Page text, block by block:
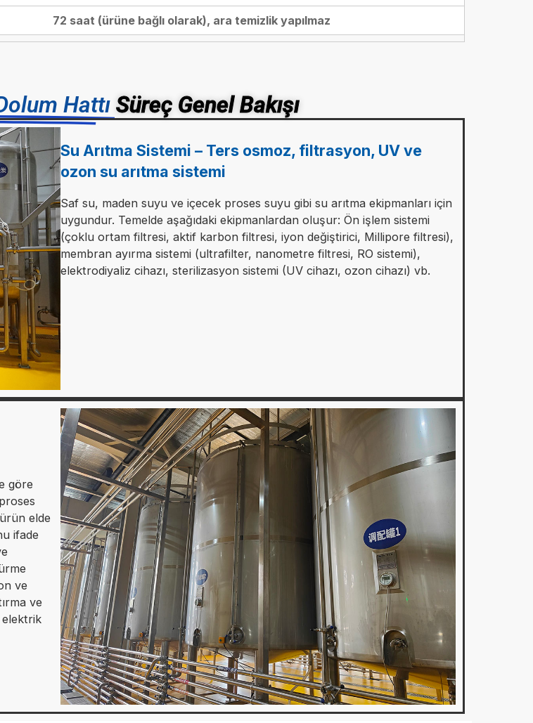
72 saat (ürüne bağlı olarak), ara temizlik yapılmaz
Hattı Süreç Genel Bakışı
Su Arıtma Sistemi – Ters osmoz, filtrasyon, UV ve
ozon su arıtma sistemi
Saf su, maden suyu ve içecek proses suyu gibi su arıtma ekipmanları için
uygundur. Temelde aşağıdaki ekipmanlardan oluşur: Ön işlem sistemi
(çoklu ortam filtresi, aktif karbon filtresi, iyon değiştirici, Millipore filtresi),
membran ayırma sistemi (ultrafilter, nanometre filtresi, RO sistemi),
elektrodiyaliz cihazı, sterilizasyon sistemi (UV cihazı, ozon cihazı) vb.
göre
elde
ifade
ve
ve
elektrik